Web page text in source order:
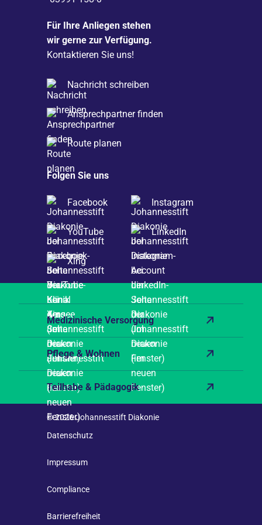
Für Ihre Anliegen stehen
wir gerne zur Verfügung.
Kontaktieren Sie uns!
Nachricht schreiben
Ansprechpartner finden
Route planen
Folgen Sie uns
Facebook Instagram
YouTube LinkedIn
Xing
Medizinische Versorgung
Pflege & Wohnen
Teilhabe & Pädagogik
© 2026 Johannesstift Diakonie
Datenschutz
Impressum
Compliance
Barrierefreiheit